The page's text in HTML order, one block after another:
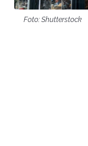
Foto: Shutterstock